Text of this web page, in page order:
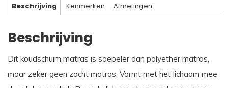
Beschrijving Kenmerken Afmetingen
Beschrijving
Dit koudschuim matras is soepeler dan polyether matras,
maar zeker geen zacht matras. Vormt met het lichaam mee